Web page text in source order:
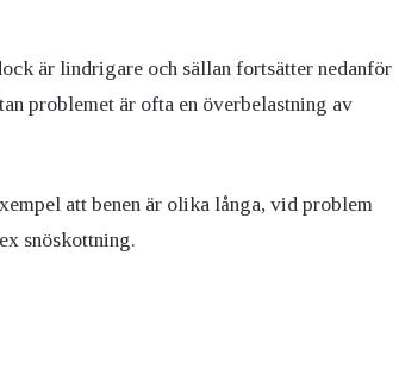
är lindrigare och sällan fortsätter nedanför
problemet är ofta en överbelastning av
att benen är olika långa, vid problem
snöskottning.